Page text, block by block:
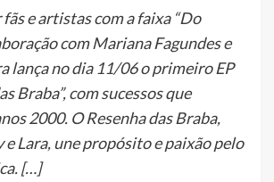
e artistas com a faixa “Do
com Mariana Fagundes e
lança no dia 11/06 o primeiro EP
Braba”, com sucessos que
2000. O Resenha das Braba,
Lara, une propósito e paixão pelo
[…]